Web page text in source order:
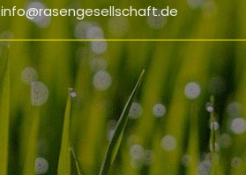
info@rasengesellschaft.de